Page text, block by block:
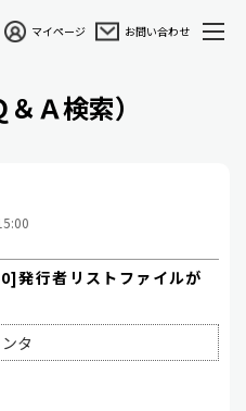
マイページ お問い合わせ
Ａ検索）
行者リストファイルが
タ